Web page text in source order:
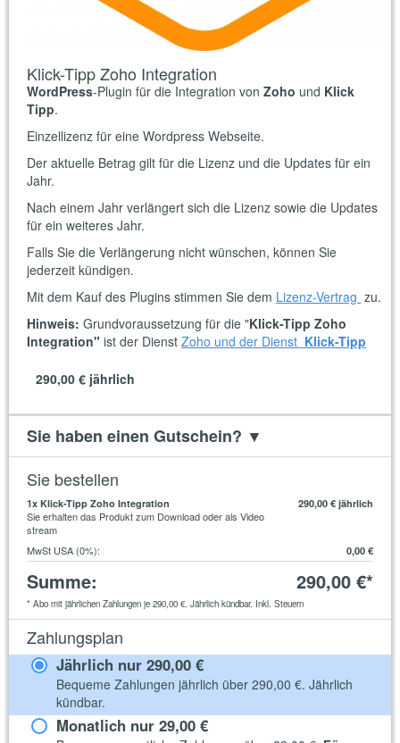
Klick-Tipp Zoho Integration
WordPress-Plugin für die Integration von Zoho und Klick
Tipp.
Einzellizenz für eine Wordpress Webseite.
Der aktuelle Betrag gilt für die Lizenz und die Updates für ein
Jahr.
Nach einem Jahr verlängert sich die Lizenz sowie die Updates
für ein weiteres Jahr.
Falls Sie die Verlängerung nicht wünschen, können Sie
jederzeit kündigen.
Mit dem Kauf des Plugins stimmen Sie dem Lizenz-Vertrag zu.
Hinweis: Grundvoraussetzung für die "Klick-Tipp Zoho
Integration" ist der Dienst Zoho und der Dienst Klick-Tipp
290,00 € jährlich
Sie haben einen Gutschein? ▼
Sie bestellen
1x Klick-Tipp Zoho Integration
Sie erhalten das Produkt zum Download oder als Video
stream
290,00 € jährlich
MwSt USA (0%): 0,00 €
Summe: 290,00 €*
* Abo mit jährlichen Zahlungen je 290,00 €. Jährlich kündbar. Inkl. Steuern
Zahlungsplan
Jährlich nur 290,00 €
Bequeme Zahlungen jährlich über 290,00 €. Jährlich
kündbar.
Monatlich nur 29,00 €